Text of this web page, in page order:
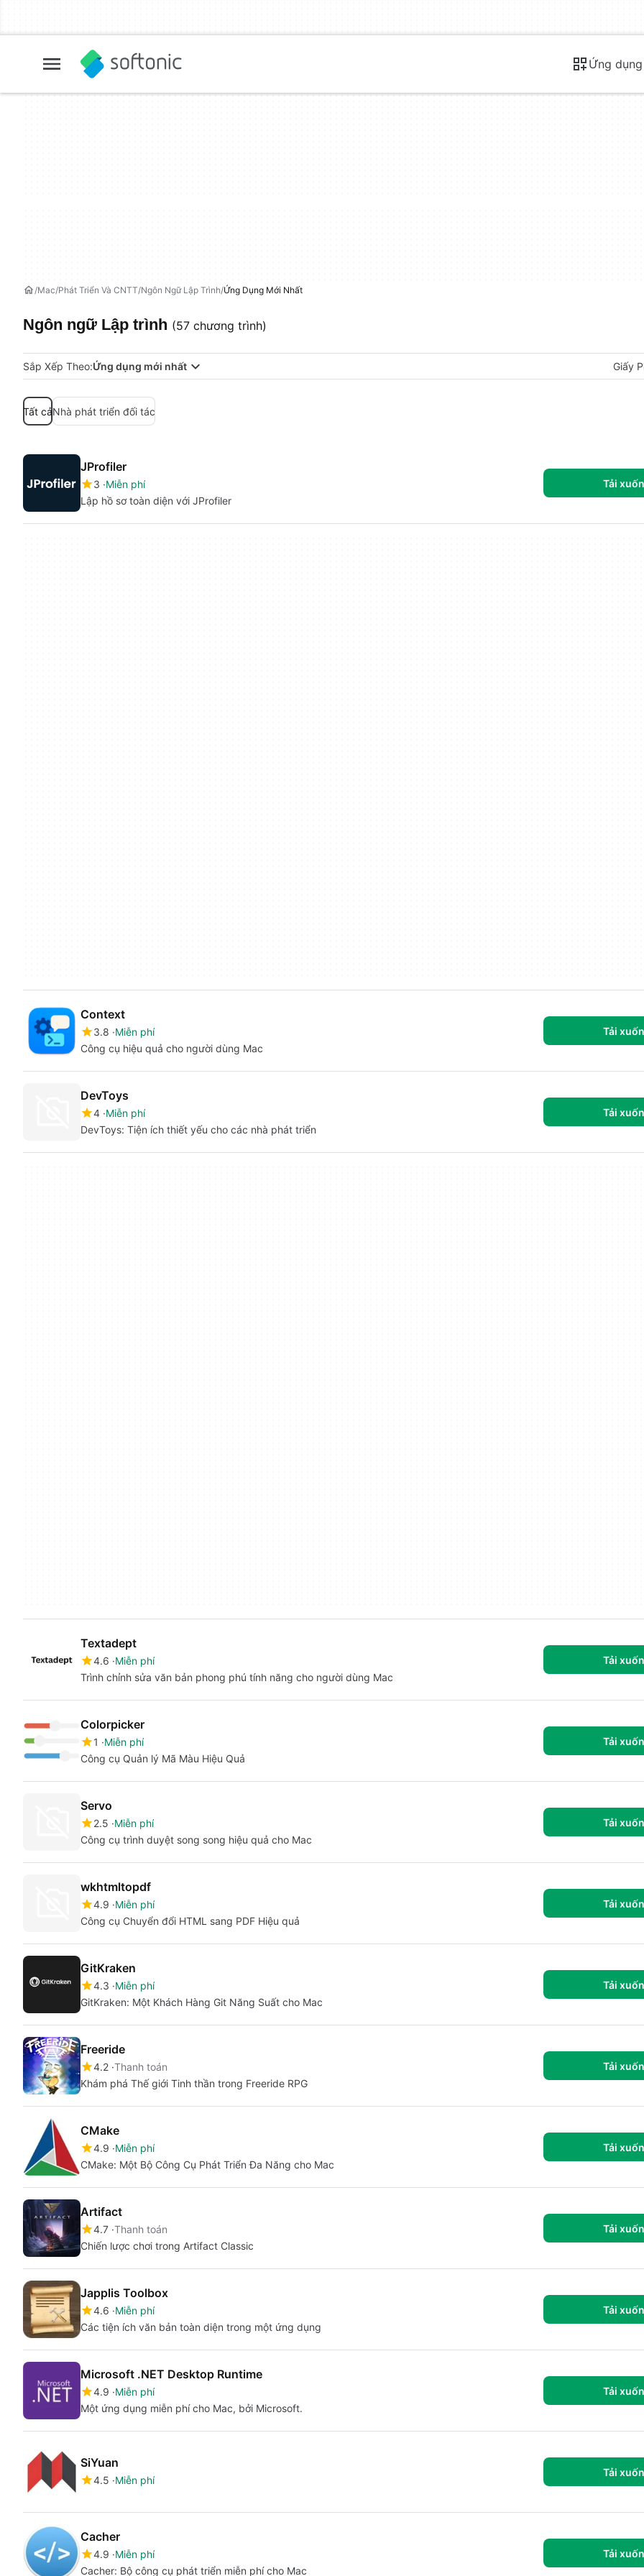
Ứng dụng
Mac Phát Triển Và CNTT Ngôn Ngữ Lập Trình Ứng Dụng Mới Nhất
Ngôn ngữ Lập trình (57 chương trình)
Sắp Xếp Theo:Ứng dụng mới nhất Giấy
Tất cảNhà phát triển đối tác
JProfiler
3 Miễn phí
Lập hồ sơ toàn diện với JProfiler
Tải
Context
3.8 Miễn phí
Công cụ hiệu quả cho người dùng Mac
Tải
DevToys
4 Miễn phí
DevToys: Tiện ích thiết yếu cho các nhà phát triển
Tải
Textadept
4.6 Miễn phí
Trình chỉnh sửa văn bản phong phú tính năng cho người dùng Mac
Tải
Colorpicker
1
Miễn phí
Công cụ Quản lý Mã Màu Hiệu Quả
Tải
Servo
2.5 Miễn phí
Công cụ trình duyệt song song hiệu quả cho Mac
Tải
wkhtmltopdf
4.9 Miễn phí
Công cụ Chuyển đổi HTML sang PDF Hiệu quả
Tải
GitKraken
4.3 Miễn phí
GitKraken: Một Khách Hàng Git Năng Suất cho Mac
Tải
Freeride
4.2 Thanh toán
Khám phá Thế giới Tinh thần trong Freeride RPG
Tải
CMake
4.9 Miễn phí
CMake: Một Bộ Công Cụ Phát Triển Đa Năng cho Mac
Tải
Artifact
4.7 Thanh toán
Chiến lược chơi trong Artifact Classic
Tải
Japplis Toolbox
4.6 Miễn phí
Các tiện ích văn bản toàn diện trong một ứng dụng
Tải
Microsoft .NET Desktop Runtime
4.9 Miễn phí
Một ứng dụng miễn phí cho Mac, bởi Microsoft.
Tải
SiYuan
4.5 Miễn phí
Tải
Cacher
4.9 Miễn phí
Cacher: Bộ công cụ phát triển miễn phí cho Mac
Tải